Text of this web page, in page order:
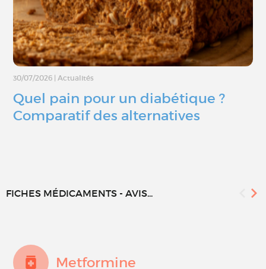
30/07/2026 Actualités
Quel pain pour un diabétique ?
Comparatif des alternatives
FICHES MÉDICAMENTS - AVIS...
Metformine